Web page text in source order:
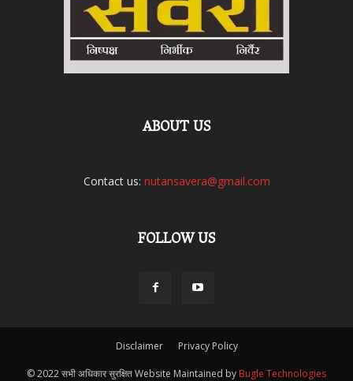
ABOUT US
Contact us: nutansavera@gmail.com
FOLLOW US
Disclaimer Privacy Policy
© 2022 सभी अधिकार सुरक्षित Website Maintained by Bugle Technologies